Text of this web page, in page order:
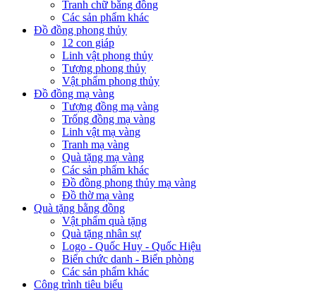
Tranh chữ bằng đồng
Các sản phẩm khác
Đồ đồng phong thủy
12 con giáp
Linh vật phong thủy
Tượng phong thủy
Vật phẩm phong thủy
Đồ đồng mạ vàng
Tượng đồng mạ vàng
Trống đồng mạ vàng
Linh vật mạ vàng
Tranh mạ vàng
Quà tặng mạ vàng
Các sản phẩm khác
Đồ đồng phong thủy mạ vàng
Đồ thờ mạ vàng
Quà tặng bằng đồng
Vật phẩm quà tặng
Quà tặng nhân sự
Logo - Quốc Huy - Quốc Hiệu
Biển chức danh - Biển phòng
Các sản phẩm khác
Công trình tiêu biểu